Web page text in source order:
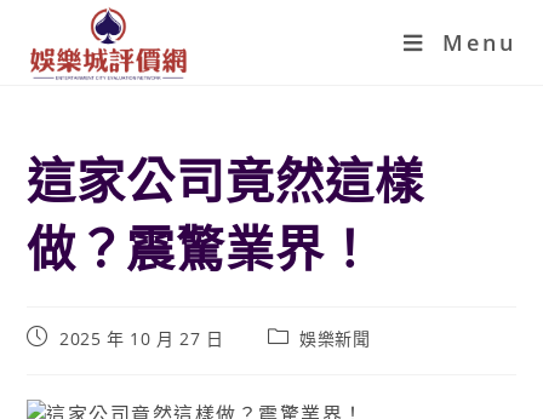
Menu
這家公司竟然這樣
做？震驚業界！
2025 年 10 月 27 日 娛樂新聞